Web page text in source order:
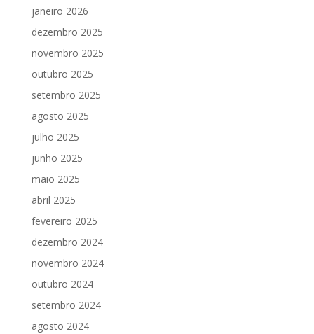
janeiro 2026
dezembro 2025
novembro 2025
outubro 2025
setembro 2025
agosto 2025
julho 2025
junho 2025
maio 2025
abril 2025
fevereiro 2025
dezembro 2024
novembro 2024
outubro 2024
setembro 2024
agosto 2024